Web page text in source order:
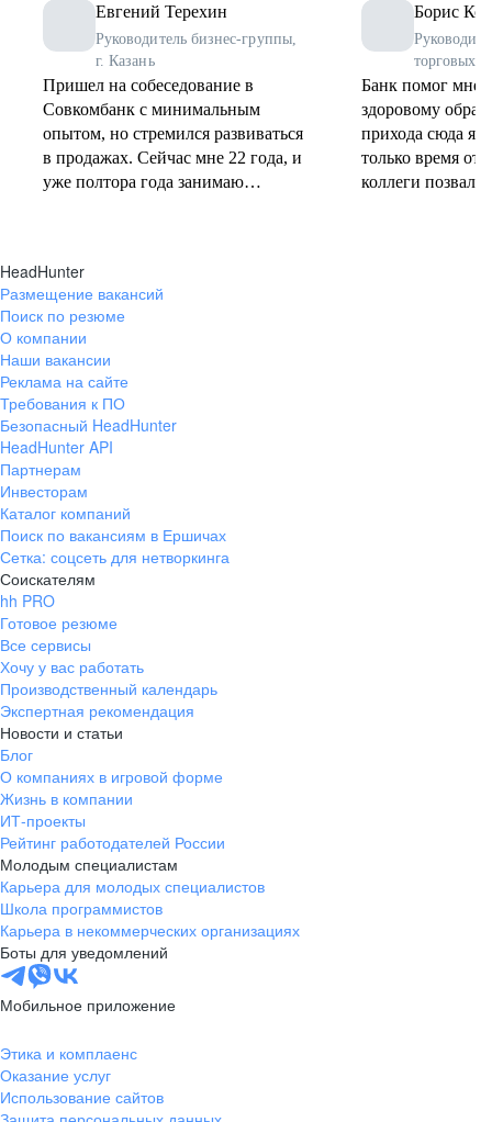
Евгений Терехин
Руководитель бизнес-группы,
г. Казань
Пришел на собеседование в
Совкомбанк с минимальным
опытом, но стремился развиваться
в продажах. Сейчас мне 22 года, и
уже полтора года занимаю
образование. Молодежь сегодня
задаёт тренды и меняет рынок
труда, и горжусь тем, что являюсь
Борис
торговых
Банк помог мне
здоровому
прихода сюда я
только время от
коллеги позвали
HeadHunter
Размещение вакансий
Поиск по резюме
О компании
Наши вакансии
Реклама на сайте
Требования к ПО
Безопасный HeadHunter
HeadHunter API
Партнерам
Инвесторам
Каталог компаний
Поиск по вакансиям в Ершичах
Сетка: соцсеть для нетворкинга
Соискателям
hh PRO
Готовое резюме
Все сервисы
Хочу у вас работать
Производственный календарь
Экспертная рекомендация
Новости и статьи
Блог
О компаниях в игровой форме
Жизнь в компании
ИТ-проекты
Рейтинг работодателей России
Молодым специалистам
Карьера для молодых специалистов
Школа программистов
Карьера в некоммерческих организациях
Боты для уведомлений
Мобильное приложение
Этика и комплаенс
Оказание услуг
Использование сайтов